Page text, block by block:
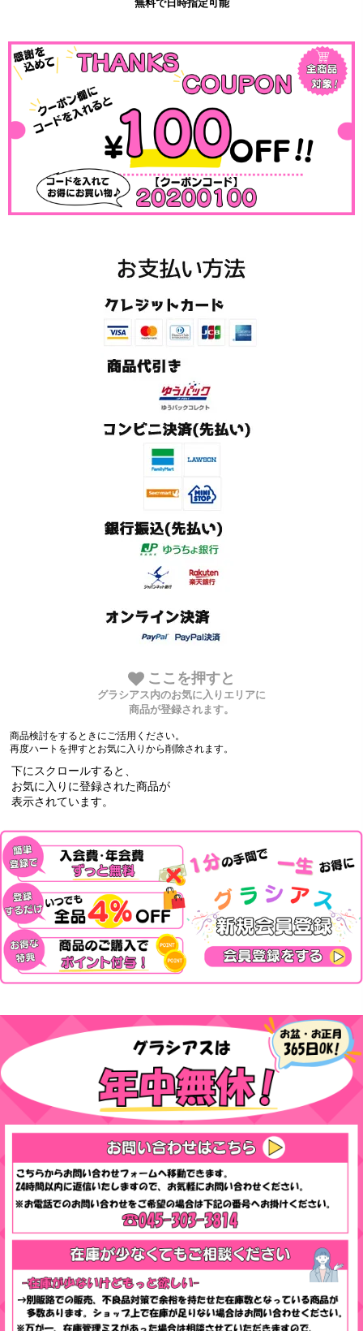
無料で日時指定可能
ここを押すと
グラシアス内のお気に入りエリアに
商品が登録されます。
商品検討をするときにご活用ください。
再度ハートを押すとお気に入りから削除されます。
下にスクロールすると、
お気に入りに登録された商品が
表示されています。